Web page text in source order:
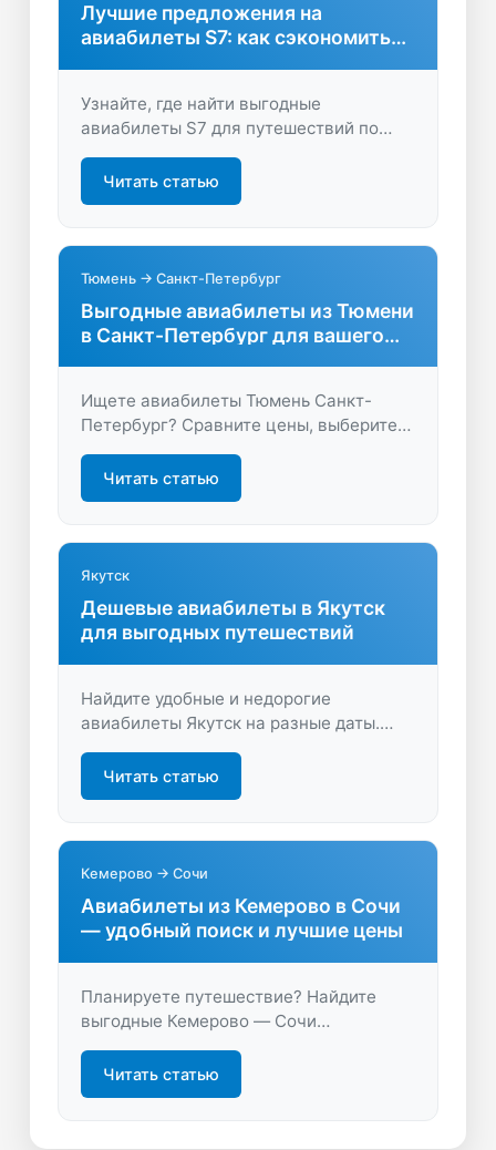
Лучшие предложения на
авиабилеты S7: как сэкономить
Узнайте, где найти выгодные
авиабилеты S7 для путешествий по
выберите лучшие даты и условия,
чтобы летать с комфортом и экономией.
Читать статью
Тюмень → Санкт-Петербург
Выгодные авиабилеты из Тюмени
в Санкт-Петербург для вашего
Ищете авиабилеты Тюмень Санкт-
Петербург? Сравните цены, выберите
удобный рейс и забронируйте билет за
пару минут. Найдите оптимальные
варианты и начните свое путешествие
Читать статью
Якутск
Дешевые авиабилеты в Якутск
для выгодных путешествий
Найдите удобные и недорогие
авиабилеты Якутск на разные даты.
Сравнивайте цены, выбирайте лучшие
предложения и планируйте перелеты
легко вместе с LastBilet.ru — экономьте
Читать статью
Кемерово → Сочи
Авиабилеты из Кемерово в Сочи
— удобный поиск и лучшие цены
Планируете путешествие? Найдите
выгодные Кемерово — Сочи
предложения и забронируйте перелёт
за пару минут — экономьте время и
Читать статью